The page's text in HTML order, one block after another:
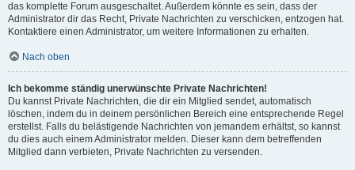
das komplette Forum ausgeschaltet. Außerdem könnte es sein, dass der
Administrator dir das Recht, Private Nachrichten zu verschicken, entzogen hat.
Kontaktiere einen Administrator, um weitere Informationen zu erhalten.
Nach oben
Ich bekomme ständig unerwünschte Private Nachrichten!
Du kannst Private Nachrichten, die dir ein Mitglied sendet, automatisch
löschen, indem du in deinem persönlichen Bereich eine entsprechende Regel
erstellst. Falls du belästigende Nachrichten von jemandem erhältst, so kannst
du dies auch einem Administrator melden. Dieser kann dem betreffenden
Mitglied dann verbieten, Private Nachrichten zu versenden.